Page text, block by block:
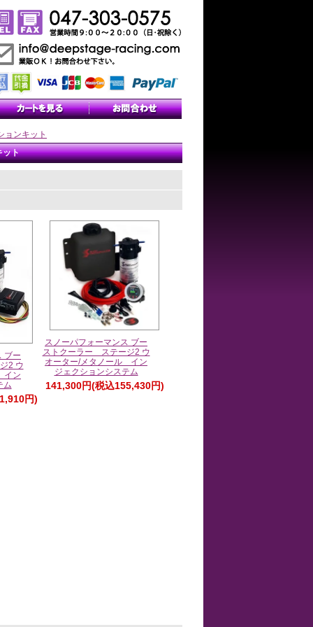
ンキット
ット
ブー
2 ウ
イン
ム
円)
スノーパフォーマンス ブー
ストクーラー ステージ2 ウ
オーター/メタノール イン
ジェクションシステム
141,300円(税込155,430円)